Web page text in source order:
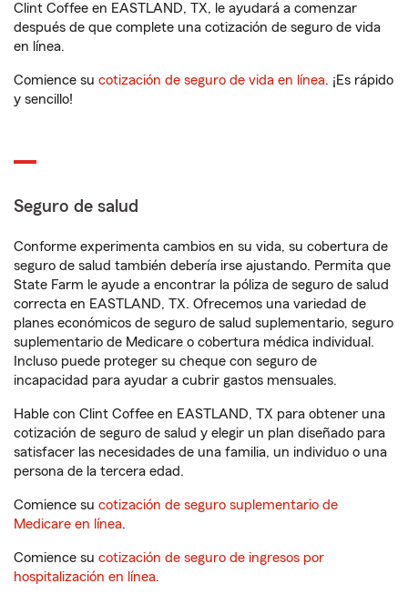
Clint Coffee en EASTLAND, TX, le ayudará a comenzar
después de que complete una cotización de seguro de vida
en línea.
Comience su cotización de seguro de vida en línea. ¡Es rápido
y sencillo!
Seguro de salud
Conforme experimenta cambios en su vida, su cobertura de
seguro de salud también debería irse ajustando. Permita que
State Farm le ayude a encontrar la póliza de seguro de salud
correcta en EASTLAND, TX. Ofrecemos una variedad de
planes económicos de seguro de salud suplementario, seguro
suplementario de Medicare o cobertura médica individual.
Incluso puede proteger su cheque con seguro de
incapacidad para ayudar a cubrir gastos mensuales.
Hable con Clint Coffee en EASTLAND, TX para obtener una
cotización de seguro de salud y elegir un plan diseñado para
satisfacer las necesidades de una familia, un individuo o una
persona de la tercera edad.
Comience su cotización de seguro suplementario de
Medicare en línea.
Comience su cotización de seguro de ingresos por
hospitalización en línea.